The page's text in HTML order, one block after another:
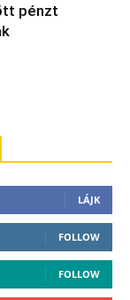
pénzt
LÁJK
FOLLOW
FOLLOW